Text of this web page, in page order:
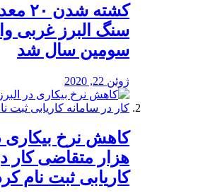
کشته
سنگ البرز غربی
سومین سال شد
ژوئن 22, 2020
هزار متقاضی کار
کاریابی ثبت نام